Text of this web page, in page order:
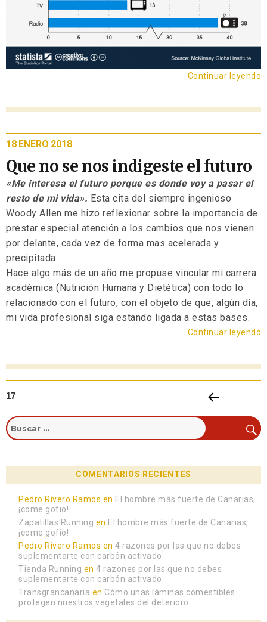
Continuar leyendo
18 ENERO 2018
Que no se nos indigeste el futuro
«Me interesa el futuro porque es donde voy a pasar el
resto de mi vida». Esta cita del siempre ingenioso
Woody Allen me hizo reflexionar sobre la importancia de
prestar especial atención a los cambios que nos vienen
por delante, cada vez de forma mas acelerada y
precipitada.
Hace algo más de un año me propuse vincular mi carrera
académica (Nutrición Humana y Dietética) con todo lo
relacionado con el futuro, con el objeto de que, algún día,
mi vida profesional siga estando ligada a estas bases.
Continuar leyendo
PÁGIN
A
ANTE
17
COMENTARIOS RECIENTES
Pedro Rivero Ramos en El hombre más fuerte de Canarias,
¡come gofio!
Zapatillas Running en El hombre más fuerte de Canarias,
¡come gofio!
Pedro Rivero Ramos en4 razones por las que no debes
suplementarte con carbón activado
Tienda Running en4 razones por las que no debes
suplementarte con carbón activado
Transgrancanaria en Cómo unas láminas comestibles
protegen nuestros vegetales del deterioro